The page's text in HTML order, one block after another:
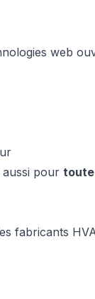
web
aussi pour toute
fabricants